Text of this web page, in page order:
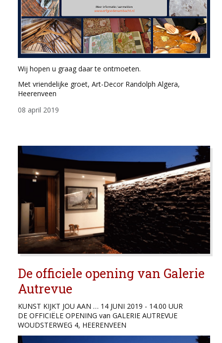
Wij hopen u graag daar te ontmoeten.
Met vriendelijke groet, Art-Decor Randolph Algera,
Heerenveen
08 april 2019
De officiele opening van Galerie
Autrevue
KUNST KIJKT JOU AAN … 14 JUNI 2019 - 14.00 UUR
DE OFFICIËLE OPENING van GALERIE AUTREVUE
WOUDSTERWEG 4, HEERENVEEN